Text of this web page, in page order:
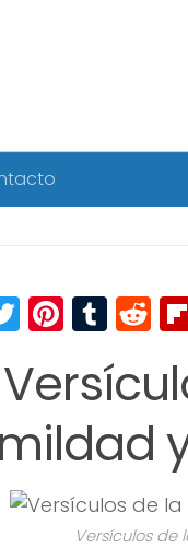
Twitter
Versículos de